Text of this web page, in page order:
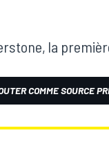
la
COMME SOURCE